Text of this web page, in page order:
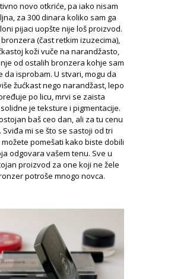
novo otkriće, pa iako nisam
za 300 dinara koliko sam ga
pijaci uopšte nije loš proizvod.
(čast retkim izuzecima),
koži vuče na narandžasto,
od ostalih bronzera kohje sam
da isprobam. U stvari, mogu da
žućkast nego narandžast, lepo
po licu, mrvi se zaista
je teksture i pigmentacije.
baš ceo dan, ali za tu cenu
Sviđa mi se što se sastoji od tri
pomešati kako biste dobili
odgovara vašem tenu. Sve u
proizvod za one koji ne žele
potroše mnogo novca.